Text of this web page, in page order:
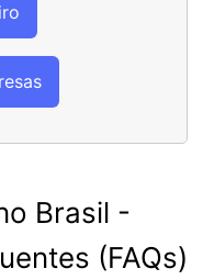
Brasil -
(FAQs)